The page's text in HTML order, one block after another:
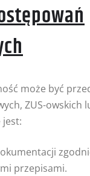
może być
ZUS-owskich
jest:
przepisami.